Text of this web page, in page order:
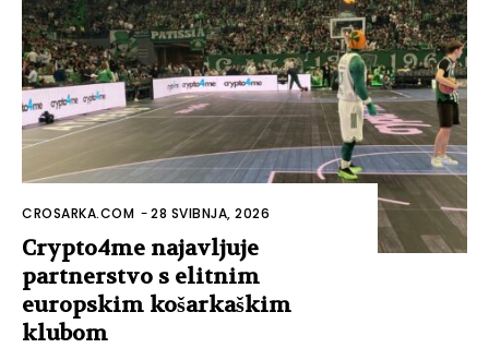
CROSARKA.COM -28 SVIBNJA, 2026
Crypto4me najavljuje
partnerstvo s elitnim
europskim košarkaškim
klubom